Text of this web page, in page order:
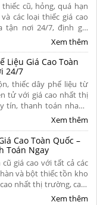
cũ, hỏng, quá hạn
tận nơi 24/7, định giá
thiếc, thanh toán
Xem thêm
Liệu Giá Cao Toàn
24/7
thiếc dây phế liệu từ
tử với giá cao nhất thị
tín, thanh toán nhanh
và chiết khấu hoa hồng
Xem thêm
Cao Toàn Quốc –
Toán Ngay
giá cao với tất cả các
và bột thiếc tồn kho
nhất thị trường, cam
xếp tận nơi và thanh
Xem thêm